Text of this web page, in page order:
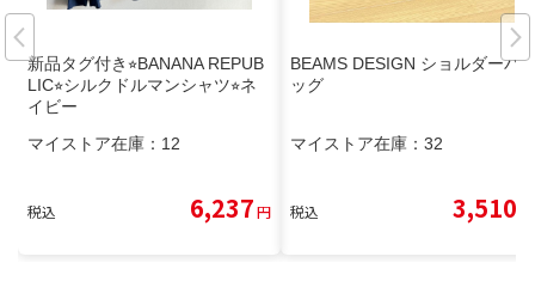
新品タグ付き⭐︎BANANA REPUB
LIC⭐︎シルクドルマンシャツ⭐︎ネ
イビー
マイストア在庫： 12
税込 6,237円
BEAMS DESIGN ショルダーバ
ッグ
マイストア在庫： 32
税込 3,510